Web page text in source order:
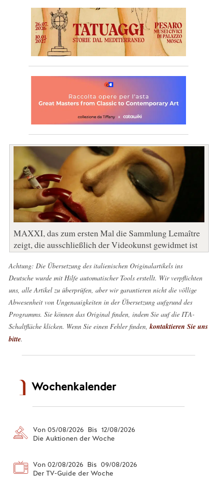
MAXXI, das zum ersten Mal die Sammlung Lemaître
zeigt, die ausschließlich der Videokunst gewidmet ist
Achtung: Die Übersetzung des italienischen Originalartikels ins
Deutsche wurde mit Hilfe automatischer Tools erstellt. Wir verpflichten
uns, alle Artikel zu überprüfen, aber wir garantieren nicht die völlige
Abwesenheit von Ungenauigkeiten in der Übersetzung aufgrund des
Programms. Sie können das Original finden, indem Sie auf die ITA-
Schaltfläche klicken. Wenn Sie einen Fehler finden, kontaktieren Sie uns
bitte.
Wochenkalender
Von 05/08/2026 Bis 12/08/2026
Die Auktionen der Woche
Von 02/08/2026 Bis 09/08/2026
Der TV-Guide der Woche